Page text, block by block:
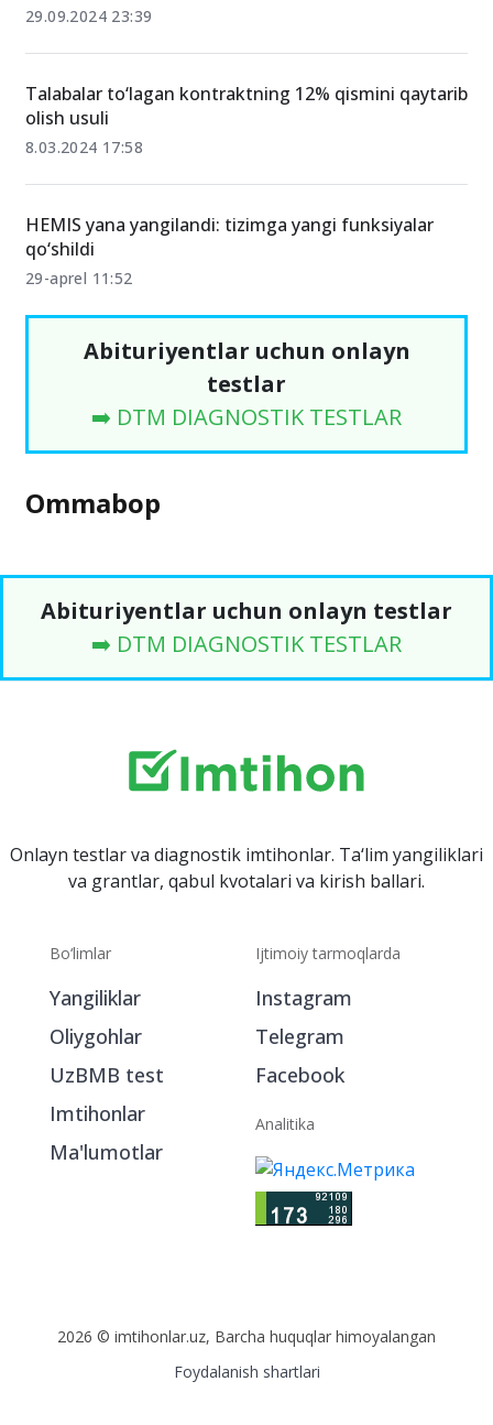
29.09.2024 23:39
Talabalar to‘lagan kontraktning 12% qismini qaytarib
olish usuli
8.03.2024 17:58
HEMIS yana yangilandi: tizimga yangi funksiyalar
qo‘shildi
29-aprel 11:52
Abituriyentlar uchun onlayn
testlar
➡️ DTM DIAGNOSTIK TESTLAR
Ommabop
Abituriyentlar uchun onlayn testlar
➡️ DTM DIAGNOSTIK TESTLAR
Onlayn testlar va diagnostik imtihonlar. Ta‘lim yangiliklari
va grantlar, qabul kvotalari va kirish ballari.
Bo‘limlar
Yangiliklar
Oliygohlar
UzBMB test
Imtihonlar
Ma'lumotlar
Ijtimoiy tarmoqlarda
Instagram
Telegram
Facebook
Analitika
2026 © imtihonlar.uz, Barcha huquqlar himoyalangan
Foydalanish shartlari